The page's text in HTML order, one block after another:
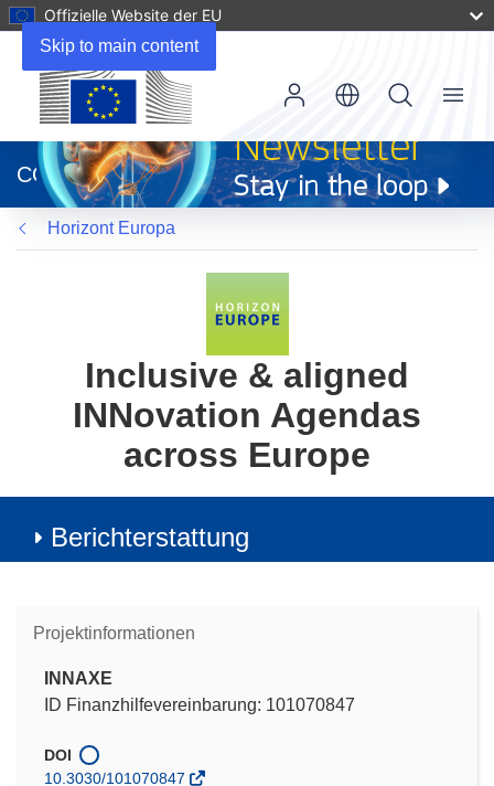
Skip to main content
Offizielle Website der EU
neuem
Fenster)
CORDIS
Menu
Horizont Europa
Inclusive & aligned
INNovation Agendas
across Europe
Berichterstattung
Projektinformationen
INNAXE
ID Finanzhilfevereinbarung: 101070847
DOI
10.3030/101070847